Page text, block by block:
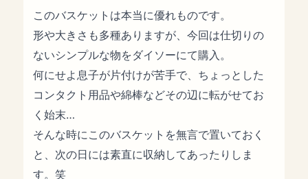
このバスケットは本当に優れものです。
形や大きさも多種ありますが、今回は仕切りの
ないシンプルな物をダイソーにて購入。
何にせよ息子が片付けが苦手で、ちょっとした
コンタクト用品や綿棒などその辺に転がせてお
く始末…
そんな時にこのバスケットを無言で置いておく
と、次の日には素直に収納してあったりしま
す。笑